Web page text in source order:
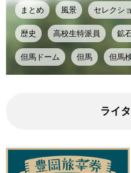
まとめ 風景 セレクシ
歴史 高校生特派員 鉱
但馬ドーム 但馬 但馬
ライ